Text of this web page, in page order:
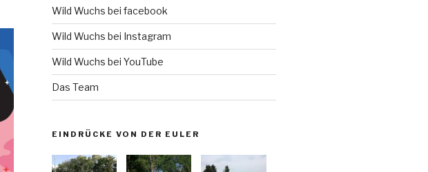
Wild Wuchs bei facebook
Wild Wuchs bei Instagram
Wild Wuchs bei YouTube
Das Team
EINDRÜCKE VON DER EULER